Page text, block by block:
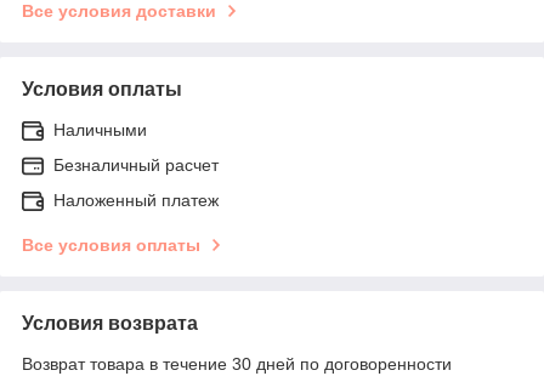
Все условия доставки
Условия оплаты
Наличными
Безналичный расчет
Наложенный платеж
Все условия оплаты
Условия возврата
Возврат товара в течение 30 дней по договоренности